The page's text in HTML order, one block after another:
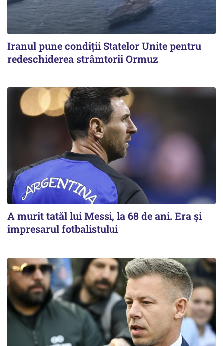
Iranul pune condiții Statelor Unite pentru
redeschiderea strâmtorii Ormuz
A murit tatăl lui Messi, la 68 de ani. Era și
impresarul fotbalistului